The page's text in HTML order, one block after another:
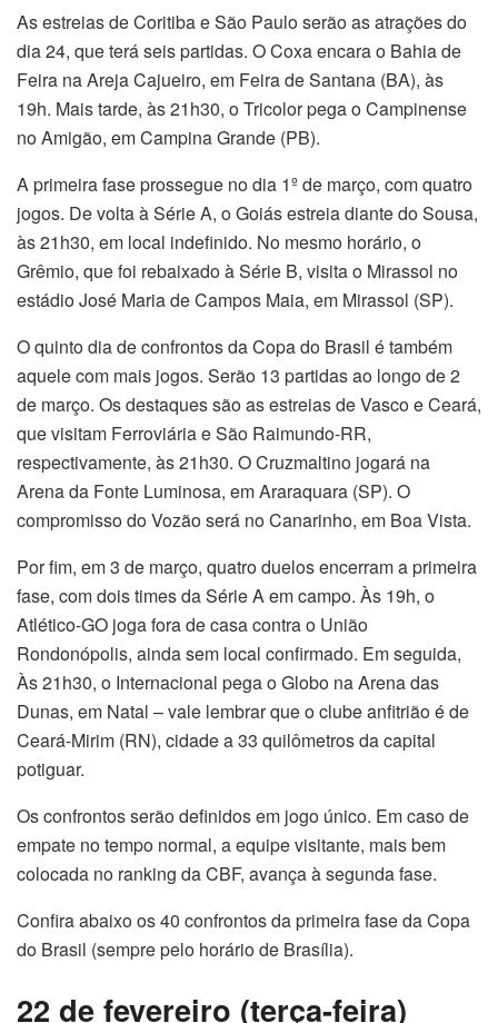
As estreias de Coritiba e São Paulo serão as atrações do
dia 24, que terá seis partidas. O Coxa encara o Bahia de
Feira na Areja Cajueiro, em Feira de Santana (BA), às
19h. Mais tarde, às 21h30, o Tricolor pega o Campinense
no Amigão, em Campina Grande (PB).
A primeira fase prossegue no dia 1º de março, com quatro
jogos. De volta à Série A, o Goiás estreia diante do Sousa,
às 21h30, em local indefinido. No mesmo horário, o
Grêmio, que foi rebaixado à Série B, visita o Mirassol no
estádio José Maria de Campos Maia, em Mirassol (SP).
O quinto dia de confrontos da Copa do Brasil é também
aquele com mais jogos. Serão 13 partidas ao longo de 2
de março. Os destaques são as estreias de Vasco e Ceará,
que visitam Ferroviária e São Raimundo-RR,
respectivamente, às 21h30. O Cruzmaltino jogará na
Arena da Fonte Luminosa, em Araraquara (SP). O
compromisso do Vozão será no Canarinho, em Boa Vista.
Por fim, em 3 de março, quatro duelos encerram a primeira
fase, com dois times da Série A em campo. Às 19h, o
Atlético-GO joga fora de casa contra o União
Rondonópolis, ainda sem local confirmado. Em seguida,
Às 21h30, o Internacional pega o Globo na Arena das
Dunas, em Natal – vale lembrar que o clube anfitrião é de
Ceará-Mirim (RN), cidade a 33 quilômetros da capital
potiguar.
Os confrontos serão definidos em jogo único. Em caso de
empate no tempo normal, a equipe visitante, mais bem
colocada no ranking da CBF, avança à segunda fase.
Confira abaixo os 40 confrontos da primeira fase da Copa
do Brasil (sempre pelo horário de Brasília).
22 de fevereiro (terça-feira)